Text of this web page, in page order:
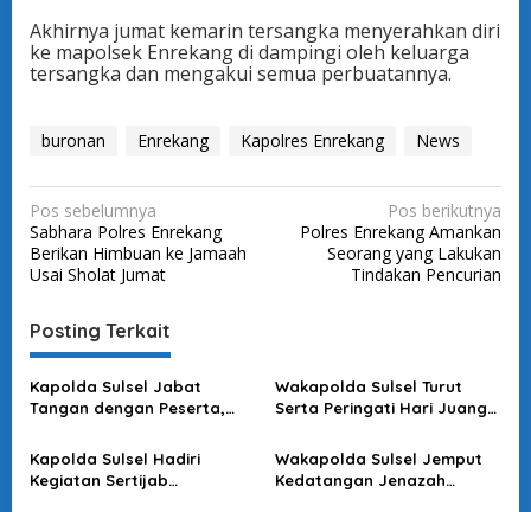
Akhirnya jumat kemarin tersangka menyerahkan diri
ke mapolsek Enrekang di dampingi oleh keluarga
tersangka dan mengakui semua perbuatannya.
buronan Enrekang Kapolres Enrekang News
N
a
v
g
a
s
p
Pos sebelumnya
Sabhara Polres Enrekang
Berikan Himbuan ke Jamaah
Usai Sholat Jumat
Pos berikutnya
Polres Enrekang Amankan
Seorang yang Lakukan
Tindakan Pencurian
Posting Terkait
Kapolda Sulsel Jabat
Tangan dengan Peserta,
Wakapolda Sulsel Turut
Serta Peringati Hari Juang
Kapolda Sulsel Hadiri
Kegiatan Sertijab
Wakapolda Sulsel Jemput
Kedatangan Jenazah